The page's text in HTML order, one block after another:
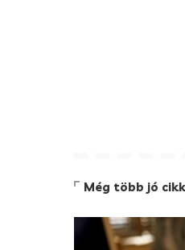
Még több jó cikk